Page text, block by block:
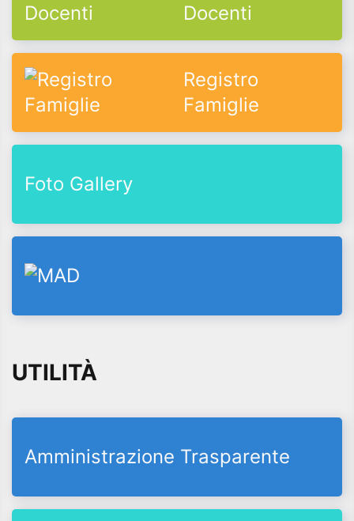
Docenti
Registro
Famiglie
Foto Gallery
UTILITÀ
Amministrazione Trasparente